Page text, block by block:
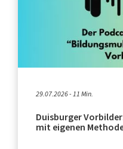
29.07.2026 - 11 Min.
Duisburger
mit eigenen